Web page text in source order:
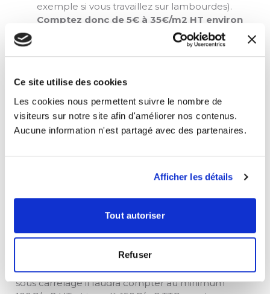
Ce site utilise des cookies
Les cookies nous permettent suivre le nombre de
visiteurs sur notre site afin d'améliorer nos contenus.
Aucune information n'est partagé avec des partenaires.
Afficher les détails
Tout autoriser
Refuser
exemple si vous travaillez sur lambourdes).
Comptez donc de 5€ à 35€/m2 HT environ
selon les observations que nous réaliserons
trame est relativement simple à disposer et
payez,soit 45 à 55€/m2 HT.
Encollage de la trame chauffante:
il s'agit de
noyer le sol dans un ragréage prêt à accueillir
Installation électrique et thermostats:
comptez environ 100 à 200€ par thermostat
selon le niveau de gamme de celui-ci
(programmation, digital, connecté...). Enfin il
jusqu'à ce thermostat. Comptez un minimum
de 400€ HT pour ce travail.
Ainsi en synthèse un plancher chauffant électrique
sous carrelage il faudra compter au minimum